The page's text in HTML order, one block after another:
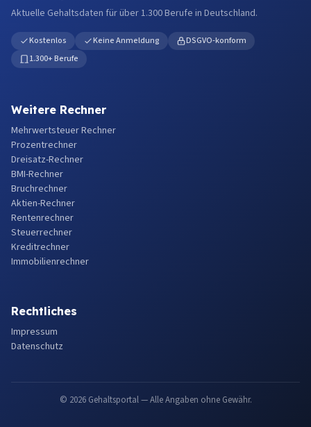
Aktuelle Gehaltsdaten für über 1.300 Berufe in Deutschland.
Kostenlos Keine Anmeldung
DSGVO-konform
1.300+ Berufe
Weitere Rechner
Mehrwertsteuer Rechner
Prozentrechner
Dreisatz-Rechner
BMI-Rechner
Bruchrechner
Aktien-Rechner
Rentenrechner
Steuerrechner
Kreditrechner
Immobilienrechner
Rechtliches
Impressum
Datenschutz
© 2026 Gehaltsportal — Alle Angaben ohne Gewähr.